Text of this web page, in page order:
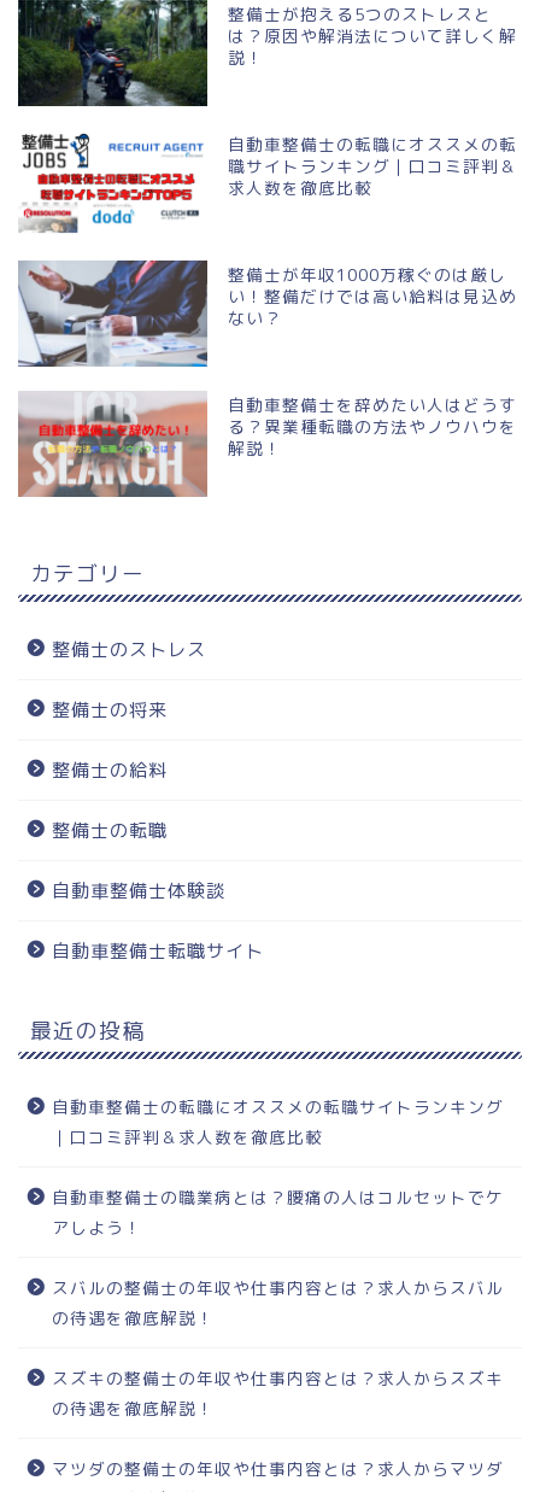
整備士が抱える5つのストレスと
は？原因や解消法について詳しく解
説！
自動車整備士の転職にオススメの転
職サイトランキング｜口コミ評判＆
求人数を徹底比較
整備士が年収1000万稼ぐのは厳し
い！整備だけでは高い給料は見込め
ない？
自動車整備士を辞めたい人はどうす
る？異業種転職の方法やノウハウを
解説！
カテゴリー
整備士のストレス
整備士の将来
整備士の給料
整備士の転職
自動車整備士体験談
自動車整備士転職サイト
最近の投稿
自動車整備士の転職にオススメの転職サイトランキング
｜口コミ評判＆求人数を徹底比較
自動車整備士の職業病とは？腰痛の人はコルセットでケ
アしよう！
スバルの整備士の年収や仕事内容とは？求人からスバル
の待遇を徹底解説！
スズキの整備士の年収や仕事内容とは？求人からスズキ
の待遇を徹底解説！
マツダの整備士の年収や仕事内容とは？求人からマツダ